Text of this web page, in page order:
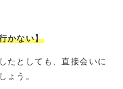
かない】
たとしても、直接会いに
ょう。